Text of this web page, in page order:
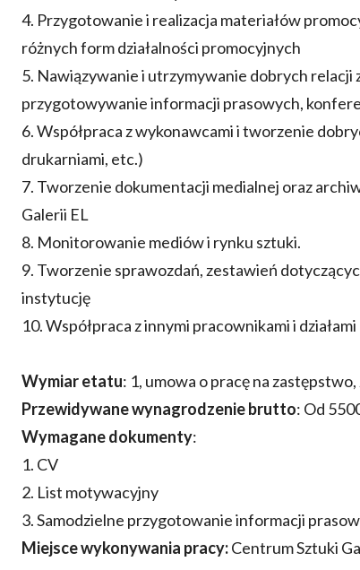
4. Przygotowanie i realizacja materiałów
różnych form działalności promocyjnych
5. Nawiązywanie i utrzymywanie dobrych
przygotowywanie informacji prasowych,
6. Współpraca z wykonawcami i tworzenie
drukarniami, etc.)
7. Tworzenie dokumentacji medialnej oraz
Galerii EL
8. Monitorowanie mediów i rynku sztuki.
9. Tworzenie sprawozdań, zestawień
instytucję
10. Współpraca z innymi pracownikami i działami
Wymiar etatu: 1, umowa o pracę na
Przewidywane wynagrodzenie brutto: Od
Wymagane dokumenty:
1. CV
2. List motywacyjny
3. Samodzielne przygotowanie informacji
Miejsce wykonywania pracy:Centrum Sztuki